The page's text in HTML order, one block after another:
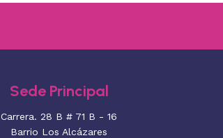
Sede Principal
Carrera. 28 B # 71 B - 16
Barrio Los Alcázares